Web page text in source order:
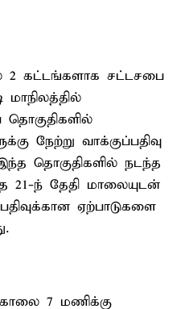
2 கட்டங்களாக சட்டசபை
மாநிலத்தில்
நேற்று வாக்குப்பதிவு
தொகுதிகளில் நடந்த
21-ந் தேதி மாலையுடன்
ஏற்பாடுகளை
7 மணிக்கு